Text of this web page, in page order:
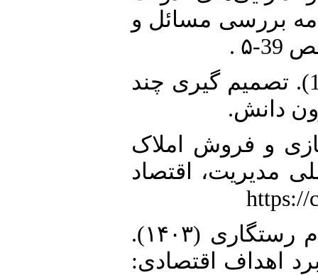
بررسی مسائل و
6. حبیبی،آرش و صنم آفریدی (1401). تصمیم گیری چند
دانش.
(۱۴۰۱). مولدسازی و فروش املاک
مدیریت، اقتصاد
8. درکی، الهام؛ مخترع، آیدا و بهنام رستگاری (۱۴۰۳).
اهداف اقتصادی: